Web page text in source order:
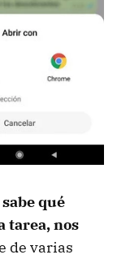
qué
tarea, nos
de varias